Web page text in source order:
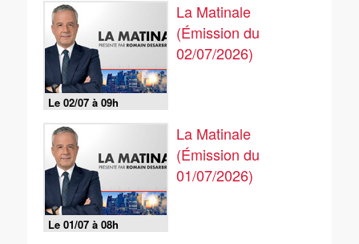
Le 02/07 à 09h
La Matinale
(Émission du
02/07/2026)
Le 01/07 à 08h
La Matinale
(Émission du
01/07/2026)